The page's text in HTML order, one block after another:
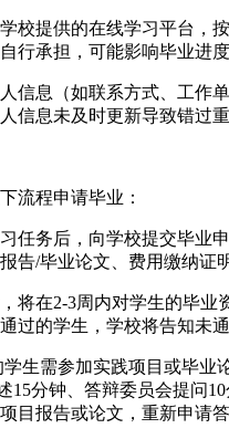
校提供的在线学习平台，
行承担，可能影响毕业进度
信息（如联系方式、工作
信息未及时更新导致错过
流程申请毕业：
任务后，向学校提交毕业
告/毕业论文、费用缴纳证
将在2-3周内对学生的毕
过的学生，学校将告知未
生需参加实践项目或毕
15分钟、答辩委员会提问
目报告或论文，重新申请